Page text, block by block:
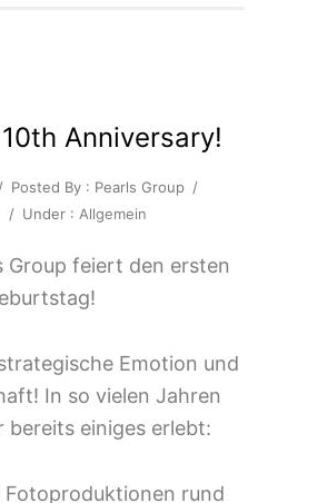
Anniversary!
/ Posted By : Pearls Group /
/ Under : Allgemein
Group feiert den ersten
Emotion und
In so vielen Jahren
bereits einiges erlebt:
Fotoproduktionen rund